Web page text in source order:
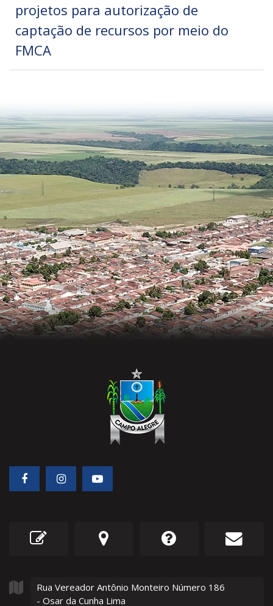
projetos para autorização de
captação de recursos por meio do
FMCA
Rua Vereador Antônio Monteiro Número 186
- Osar da Cunha Lima